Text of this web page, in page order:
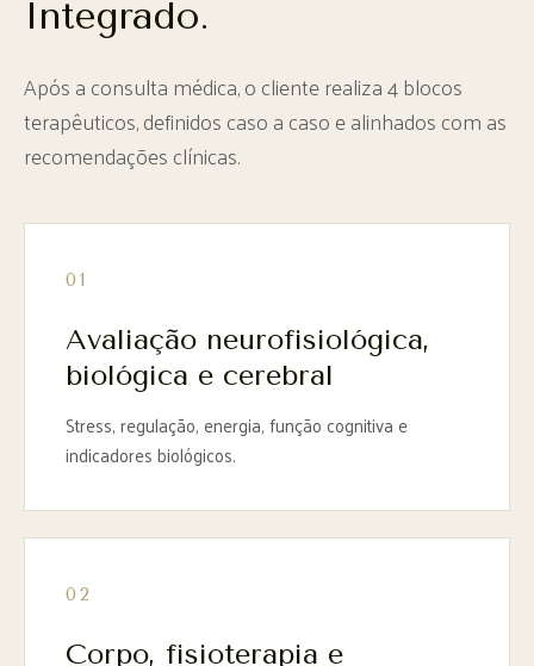
Integrado.
Após a consulta médica, o cliente realiza 4 blocos
terapêuticos, definidos caso a caso e alinhados com as
recomendações clínicas.
01
Avaliação neurofisiológica,
biológica e cerebral
Stress, regulação, energia, função cognitiva e
indicadores biológicos.
02
Corpo, fisioterapia e